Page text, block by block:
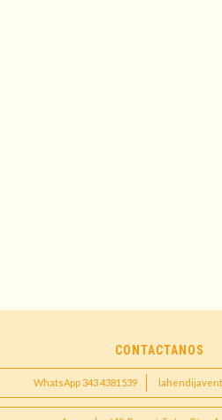
CONTACTANOS
WhatsApp 343 4381539